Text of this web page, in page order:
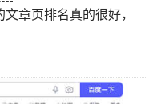
章页排名真的很好，